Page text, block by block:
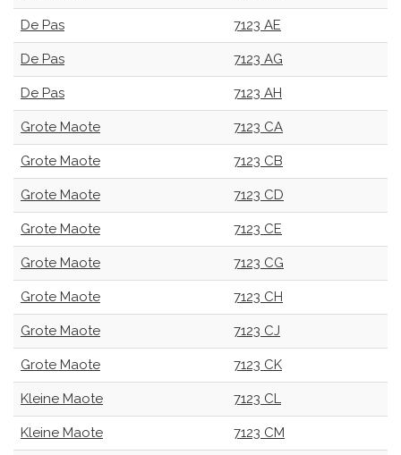
De Pas 7123 AE
De Pas 7123 AG
De Pas 7123 AH
Grote Maote 7123 CA
Grote Maote 7123 CB
Grote Maote 7123 CD
Grote Maote 7123 CE
Grote Maote 7123 CG
Grote Maote 7123 CH
Grote Maote 7123 CJ
Grote Maote 7123 CK
Kleine Maote 7123 CL
Kleine Maote 7123 CM